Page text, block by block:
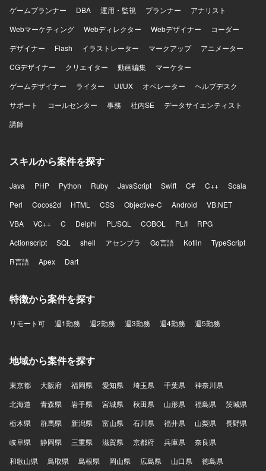
ゲームプランナー
DBA 運用・監視 プランナー
アナリスト
Webマーケティング
Webディレクター Webデザイナー
コーダー
デザイナー
Flash イラストレーター マークアップ
アニメーター
CGデザイナー
クリエイター 動画編集
マーケター
ゲームデザイナー
ライター UI/UX オペレーター
ヘルプデスク
サポート
コールセンター 事務 社内SE
データサイエンティスト
講師
スキルから案件を探す
Java PHP Python Ruby JavaScript Swift C# C++
Scala
Perl
Cocos2d HTML CSS Objective-C Android
VB.NET
VBA
VC++ C Delphi PL/SQL COBOL PL/I
RPG
Actionscript
SQL shell アセンブラ Go言語 Kotlin
TypeScript
R言語
Apex Dart
特徴から案件を探す
リモート可 週1勤務 週2勤務 週3勤務 週4勤務 週5勤務
地域から案件を探す
東京都 大阪府 福岡県 愛知県 埼玉県 千葉県
神奈川県
北海道
青森県 岩手県 宮城県 秋田県 山形県 福島県
茨城県
栃木県
群馬県 新潟県 富山県 石川県 福井県 山梨県
長野県
岐阜県
静岡県 三重県 滋賀県 京都府 兵庫県
奈良県
和歌山県
鳥取県 島根県 岡山県 広島県 山口県 徳島県